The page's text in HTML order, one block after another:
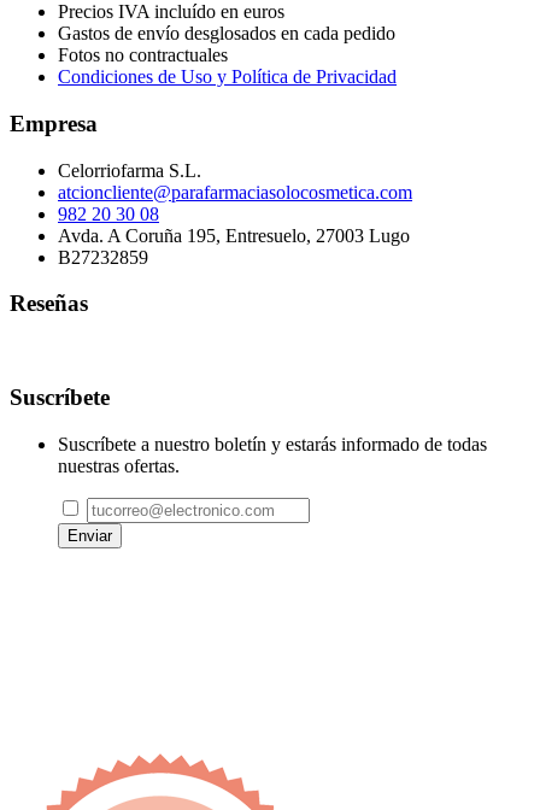
Precios IVA incluído en euros
Gastos de envío desglosados en cada pedido
Fotos no contractuales
Condiciones de Uso y Política de Privacidad
Empresa
Celorriofarma S.L.
atcioncliente@parafarmaciasolocosmetica.com
982 20 30 08
Avda. A Coruña 195, Entresuelo, 27003 Lugo
B27232859
Reseñas
Suscríbete
Suscríbete a nuestro boletín y estarás informado de todas
nuestras ofertas.
Enviar